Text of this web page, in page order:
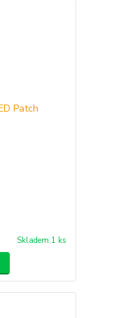
Skladem 1 ks